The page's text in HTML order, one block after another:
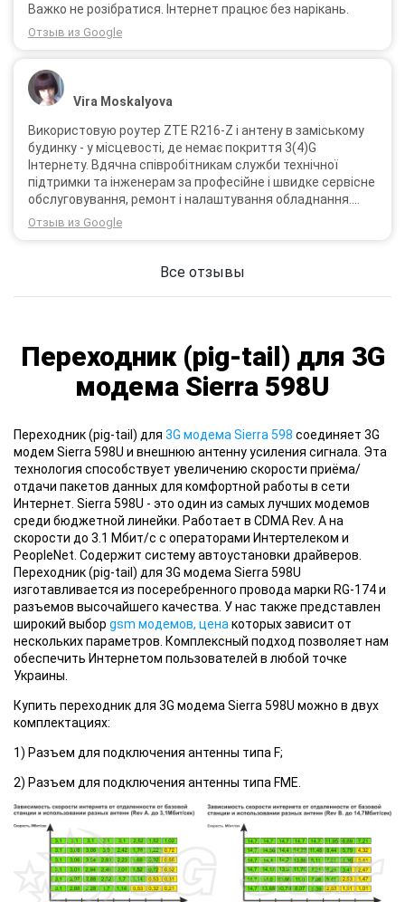
Важко не розібратися. Інтернет працює без нарікань.
Отзыв из Google
Vira Moskalyova
Використовую роутер ZTE R216-Z і антену в заміському
будинку - у місцевості, де немає покриття 3(4)G
Інтернету. Вдячна співробітникам служби технічної
підтримки та інженерам за професійне і швидке сервісне
обслуговування, ремонт і налаштування обладнання.
Через 3 роки після покупки я не шкодую про прийняте
тоді рішення придбати обладнання в компанії 3G star
Отзыв из Google
Все отзывы
Переходник (pig-tail) для 3G
модема Sierra 598U
Переходник (pig-tail) для 3G модема Sierra 598 соединяет 3G
модем Sierra 598U и внешнюю антенну усиления сигнала. Эта
технология способствует увеличению скорости приёма/
отдачи пакетов данных для комфортной работы в сети
Интернет. Sierra 598U - это один из самых лучших модемов
среди бюджетной линейки. Работает в CDMA Rev. A на
скорости до 3.1 Мбит/с с операторами Интертелеком и
PeopleNet. Содержит систему автоустановки драйверов.
Переходник (pig-tail) для 3G модема Sierra 598U
изготавливается из посеребренного провода марки RG-174 и
разъемов высочайшего качества. У нас также представлен
широкий выбор gsm модемов, цена которых зависит от
нескольких параметров. Комплексный подход позволяет нам
обеспечить Интернетом пользователей в любой точке
Украины.
Купить переходник для 3G модема Sierra 598U можно в двух
комплектациях:
1) Разъем для подключения антенны типа F;
2) Разъем для подключения антенны типа FME.